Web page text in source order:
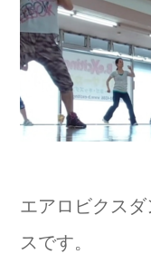
エアロビクス
スです。